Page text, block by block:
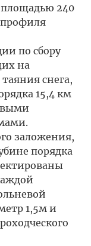
240
по сбору
на
снега,
15,4 км
заложения,
порядка
1,5м и